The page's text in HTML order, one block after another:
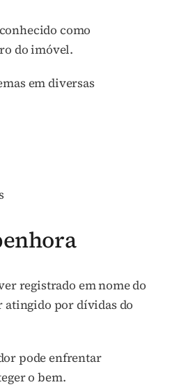
como
do imóvel.
em diversas
registrado em nome do
atingido por dívidas do
pode enfrentar
o bem.